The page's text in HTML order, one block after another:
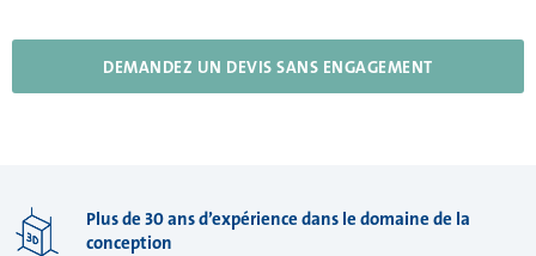
DEMANDEZ UN DEVIS SANS ENGAGEMENT
Plus de 30 ans d’expérience dans le domaine de la
conception